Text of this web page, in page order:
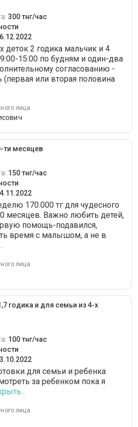
300 тнг/час
2 годика мальчик и 4
15:00 по будням и один-два
согласованию -
или вторая половина
лица
ти месяцев
150 тнг/час
170.000 тг для чудесного
месяцев. Важно любить детей,
помощь-подавился,
время с малышом, а не в
лица
годика и для семьи из 4-х
100 тнг/час
для семьи и ребенка
за ребенком пока я
лица